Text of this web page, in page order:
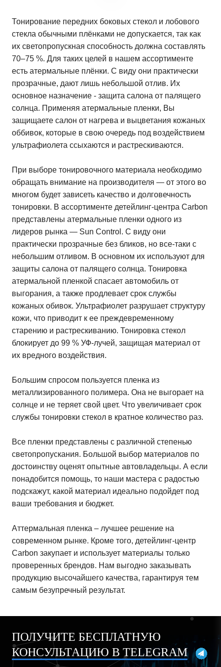
Тонирование передних боковых стекол и лобового
стекла обычными плёнками не допускается, так как
их светопропускная способность должна составлять
70–75 %. Для таких целей в нашем ассортименте
есть атермальные плёнки. С виду они практически
прозрачные, дают лишь небольшой отлив. Их
основное назначение - защита салона от палящего
солнца. Применяя атермальные пленки, Вы
защищаете салон от нагрева и выцветания кожаных
оббивок, которые в свою очередь под воздействием
ультрафиолета ссыхаются и растрескиваются.
При выборе тонировочного материала необходимо
обращать внимание на производителя — от этого во
многом будет зависеть качество и долговечность
тонировки. В ассортименте детейлинг-центра Carbon
представлены атермальные пленки одного из
лидеров рынка — Sun Control. С виду они
практически прозрачные без бликов, но все-таки с
небольшим отливом. В основном их используют для
защиты салона от палящего солнца. Тонировка
атермальной пленкой спасает автомобиль от
выгорания, а также продлевает срок службы
кожаных обивок. Ультрафиолет разрушает структуру
кожи, что приводит к ее преждевременному
старению и растрескиванию. Тонировка стекол
блокирует до 99 % УФ-лучей, защищая материал от
их вредного воздействия.
Большим спросом пользуется пленка из
металлизированного полимера. Она не выгорает на
солнце и не теряет свой цвет. Что увеличивает срок
службы тонировки стекол в кратное количество раз.
Все пленки представлены с различной степенью
светопропускания. Большой выбор материалов по
достоинству оценят опытные автовладельцы. А если
понадобится помощь, то наши мастера с радостью
подскажут, какой материал идеально подойдет под
ваши требования и бюджет.
Аттермальная пленка – лучшее решение на
современном рынке. Кроме того, детейлинг-центр
Carbon закупает и использует материалы только
проверенных брендов. Нам выгодно заказывать
продукцию высочайшего качества, гарантируя тем
самым безупречный результат.
ПОЛУЧИТЕ БЕСПЛАТНУЮ
КОНСУЛЬТАЦИЮ В TELEGRAM